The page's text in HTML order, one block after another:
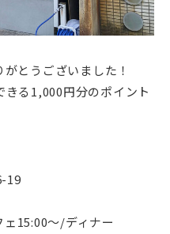
とうございました！
る1,000円分のポイント
19
15:00〜/ディナー